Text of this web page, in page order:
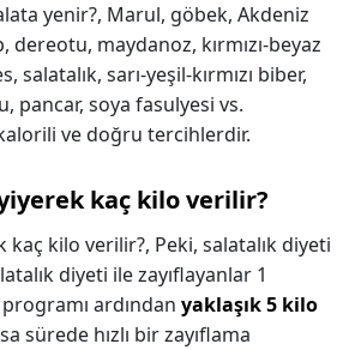
yenir?, Marul, göbek, Akdeniz
maydanoz, kırmızı-beyaz
salatalık, sarı-yeşil-kırmızı biber,
pancar, soya fasulyesi vs.
ve doğru tercihlerdir.
kaç kilo verilir?
kaç kilo verilir?, Peki, salatalık diyeti
diyeti ile zayıflayanlar 1
ardından yaklaşık 5 kilo
sürede hızlı bir zayıflama